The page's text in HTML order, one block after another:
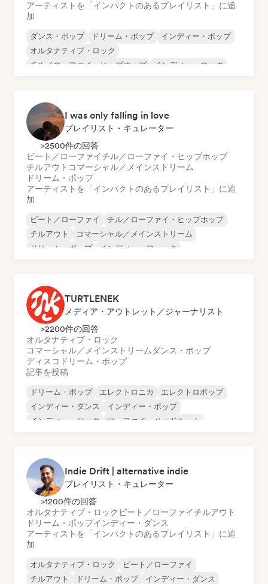
アーティストを「インパクトのあるプレイリスト」に追
加
ダンス・ポップ ドリーム・ポップ
インディー・ポップ
オルタナティブ・ロック
チル／ローファイ・ヒップホップ
インディー・ロック
I was only falling in love
プレイリスト・キュレーター
>2500件の回答
ビート／ローファイチル／ローファイ・ヒップホップ
チルアウト コマーシャル／メインストリーム
ドリーム・ポップ
アーティストを「インパクトのあるプレイリスト」に追
加
ビート／ローファイ
チル／ローファイ・ヒップホップ
チルアウト
コマーシャル／メインストリーム
ドリーム・ポップ
インディー・フォーク
TURTLENEK
メディア・アウトレット／ジャーナリスト
>2200件の回答
オルタナティブ・ロック
コマーシャル／メインストリーム ダンス・ポップ
ディスコ ドリーム・ポップ
記事を投稿
ドリーム・ポップ エレクトロニカ
エレクトロポップ
インディー・ダンス
インディー・ポップ
インディー・ロック
ローファイ・ベッドルーム
Indie Drift | alternative indie
プレイリスト・キュレーター
>1200件の回答
オルタナティブ・ロック ビート／ローファイチルアウト
ドリーム・ポップインディー・ダンス
アーティストを「インパクトのあるプレイリスト」に追
加
オルタナティブ・ロック
ビート／ローファイ
チルアウト
ドリーム・ポップ
インディー・ダンス